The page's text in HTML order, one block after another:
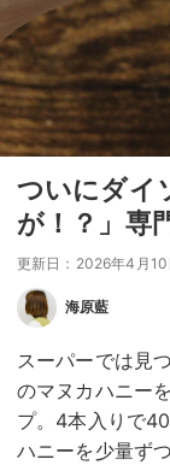
ついにダイ
が！？」専
更新日：2026年4月10
海原藍
スーパーでは見
のマヌカハニー
プ。4本入りで
ハニーを少量ず